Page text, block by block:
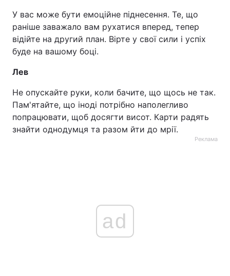
У вас може бути емоційне піднесення. Те, що
раніше заважало вам рухатися вперед, тепер
відійте на другий план. Вірте у свої сили і успіх
буде на вашому боці.
Лев
Не опускайте руки, коли бачите, що щось не так.
Пам'ятайте, що іноді потрібно наполегливо
попрацювати, щоб досягти висот. Карти радять
знайти однодумця та разом йти до мрії.
Реклама
ad